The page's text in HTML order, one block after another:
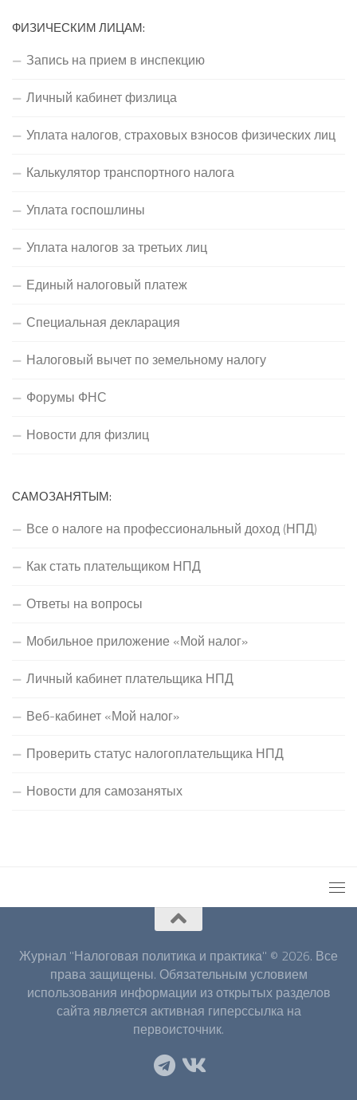
ФИЗИЧЕСКИМ ЛИЦАМ:
Запись на прием в инспекцию
Личный кабинет физлица
Уплата налогов, страховых взносов физических лиц
Калькулятор транспортного налога
Уплата госпошлины
Уплата налогов за третьих лиц
Единый налоговый платеж
Специальная декларация
Налоговый вычет по земельному налогу
Форумы ФНС
Новости для физлиц
САМОЗАНЯТЫМ:
Все о налоге на профессиональный доход (НПД)
Как стать плательщиком НПД
Ответы на вопросы
Мобильное приложение «Мой налог»
Личный кабинет плательщика НПД
Веб-кабинет «Мой налог»
Проверить статус налогоплательщика НПД
Новости для самозанятых
Журнал "Налоговая политика и практика" © 2026. Все
права защищены. Обязательным условием
использования информации из открытых разделов
сайта является активная гиперссылка на
первоисточник.